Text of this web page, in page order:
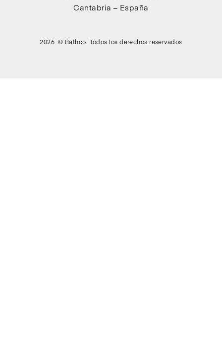
Cantabria – España
2026 © Bathco. Todos los derechos reservados